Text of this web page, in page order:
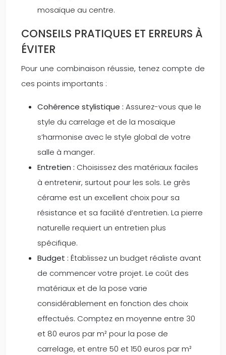
mosaïque au centre.
CONSEILS PRATIQUES ET ERREURS À
ÉVITER
Pour une combinaison réussie, tenez compte de
ces points importants :
Cohérence stylistique : Assurez-vous que le
style du carrelage et de la mosaïque
s’harmonise avec le style global de votre
salle à manger.
Entretien : Choisissez des matériaux faciles
à entretenir, surtout pour les sols. Le grès
cérame est un excellent choix pour sa
résistance et sa facilité d’entretien. La pierre
naturelle requiert un entretien plus
spécifique.
Budget : Établissez un budget réaliste avant
de commencer votre projet. Le coût des
matériaux et de la pose varie
considérablement en fonction des choix
effectués. Comptez en moyenne entre 30
et 80 euros par m² pour la pose de
carrelage, et entre 50 et 150 euros par m²